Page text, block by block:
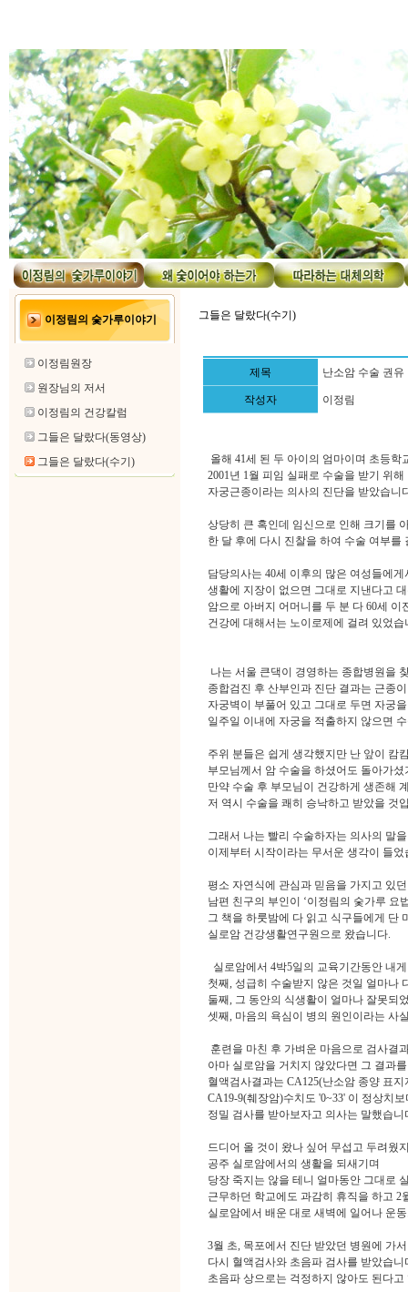
이정림의 숯가루이야기
이정림원장
원장님의 저서
이정림의 건강칼럼
그들은 달랐다(동영상)
그들은 달랐다(수기)
그들은 달랐다(수기)
제목 난소암 수술 권유
작성자 이정림
올해 41세 된 두 아이의 엄마이며 초등
2001년 1월 피임 실패로 수술을 받기 위
자궁근종이라는 의사의 진단을 받았습니
상당히 큰 혹인데 임신으로 인해 크기를
한 달 후에 다시 진찰을 하여 수술 여부를
담당의사는 40세 이후의 많은 여성들에
생활에 지장이 없으면 그대로 지낸다고
암으로 아버지 어머니를 두 분 다 60세 이
건강에 대해서는 노이로제에 걸려 있었습
나는 서울 큰댁이 경영하는 종합병원을
종합검진 후 산부인과 진단 결과는 근종
자궁벽이 부풀어 있고 그대로 두면 자궁
일주일 이내에 자궁을 적출하지 않으면
주위 분들은 쉽게 생각했지만 난 앞이 캄
부모님께서 암 수술을 하셨어도 돌아가
만약 수술 후 부모님이 건강하게 생존해
저 역시 수술을 쾌히 승낙하고 받았을 것
그래서 나는 빨리 수술하자는 의사의 말
이제부터 시작이라는 무서운 생각이 들었
평소 자연식에 관심과 믿음을 가지고 있
남편 친구의 부인이 ‘이정림의 숯가루 요
그 책을 하룻밤에 다 읽고 식구들에게 단
실로암 건강생활연구원으로 왔습니다.
실로암에서 4박5일의 교육기간동안 내
첫째, 성급히 수술받지 않은 것일 얼마나
둘째, 그 동안의 식생활이 얼마나 잘못되
셋째, 마음의 욕심이 병의 원인이라는 사
훈련을 마친 후 가벼운 마음으로 검사결
아마 실로암을 거치지 않았다면 그 결과
혈액검사결과는 CA125(난소암 종양 표
CA19-9(췌장암)수치도 '0~33' 이 정상치
정밀 검사를 받아보자고 의사는 말했습니
드디어 올 것이 왔나 싶어 무섭고 두려웠
공주 실로암에서의 생활을 되새기며
당장 죽지는 않을 테니 얼마동안 그대로
근무하던 학교에도 과감히 휴직을 하고 2
실로암에서 배운 대로 새벽에 일어나 운
3월 초, 목포에서 진단 받았던 병원에 가
다시 혈액검사와 초음파 검사를 받았습니
초음파 상으로는 걱정하지 않아도 된다고